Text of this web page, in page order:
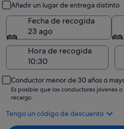
Añadir un lugar de entrega distinto
Fecha de recogida
23 ago
Hora de recogida
Conductor menor de 30 años o
Es posible que los conductores jóvenes
recargo.
Tengo un código de descuento